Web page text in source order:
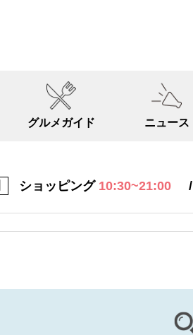
グルメガイド ニュース
ショッピング 10:30~21:00 /